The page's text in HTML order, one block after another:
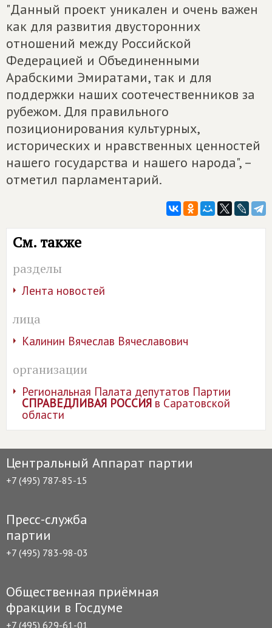
"Данный проект уникален и очень важен
как для развития двусторонних
отношений между Российской
Федерацией и Объединенными
Арабскими Эмиратами, так и для
поддержки наших соотечественников за
рубежом. Для правильного
позиционирования культурных,
исторических и нравственных ценностей
нашего государства и нашего народа", –
отметил парламентарий.
См. также
разделы
Лента новостей
лица
Калинин Вячеслав Вячеславович
организации
Региональная Палата депутатов Партии
СПРАВЕДЛИВАЯ РОССИЯв Саратовской
области
Центральный Аппарат партии
+7 (495) 787-85-15
Пресс-служба
партии
+7 (495) 783-98-03
Общественная приёмная
фракции в Госдуме
+7 (495) 629-61-01